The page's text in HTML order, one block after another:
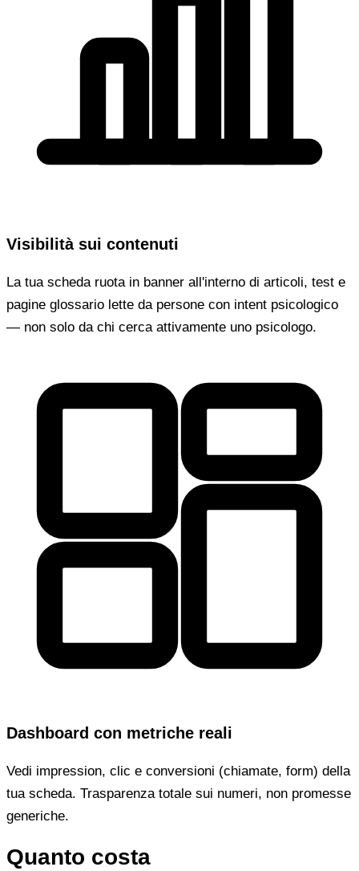
Visibilità sui contenuti
La tua scheda ruota in banner all'interno di articoli, test e
pagine glossario lette da persone con intent psicologico
— non solo da chi cerca attivamente uno psicologo.
Dashboard con metriche reali
Vedi impression, clic e conversioni (chiamate, form) della
tua scheda. Trasparenza totale sui numeri, non promesse
generiche.
Quanto costa